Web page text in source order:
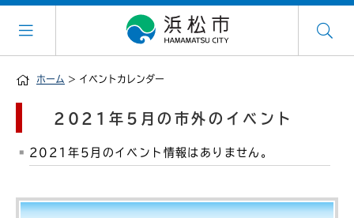
ホーム > イベントカレンダー
2021年5月の市外のイベント
2021年5月のイベント情報はありません。